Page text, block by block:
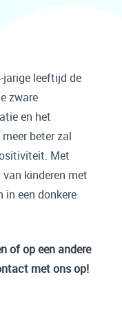
leeftijd de
zware
en het
beter zal
Met
kinderen met
in een donkere
of op een andere
met ons op!